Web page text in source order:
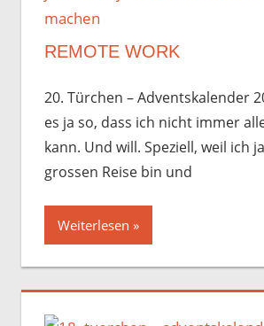
REMOTE WORK
20. Türchen – Adventskalender
es ja so, dass ich nicht immer
kann. Und will. Speziell, weil ich
grossen Reise bin und
Weiterlesen